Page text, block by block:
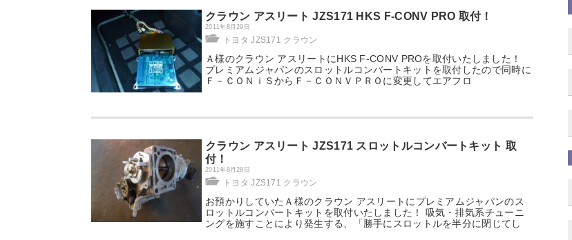
クラウン アスリート JZS171 HKS F-CONV PRO 取付！
2011年8月29日
トヨタ JZS171 クラウン
Ａ様のクラウン アスリートにHKS F-CONV PROを取付いたしました！
プレミアムジャパンのスロットルコンバートキットを取付したので同時に
Ｆ－ＣＯＮｉＳからＦ－ＣＯＮＶＰＲＯに変更してエアフロ
クラウン アスリート JZS171 スロットルコンバートキット 取
付！
2011年8月28日
トヨタ JZS171 クラウン
お預かりしていたＡ様のクラウン アスリートにプレミアムジャパンのス
ロットルコンバートキットを取付いたしました！ 吸気・排気系チューニ
ングを施すことにより発生する、「勝手にスロットルを半分に閉じてし